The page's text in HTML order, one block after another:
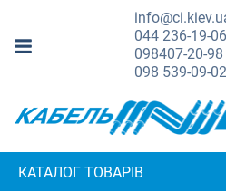
044236-19-06
098407-20-
098 539-09-
КАТАЛОГ ТОВАРІВ